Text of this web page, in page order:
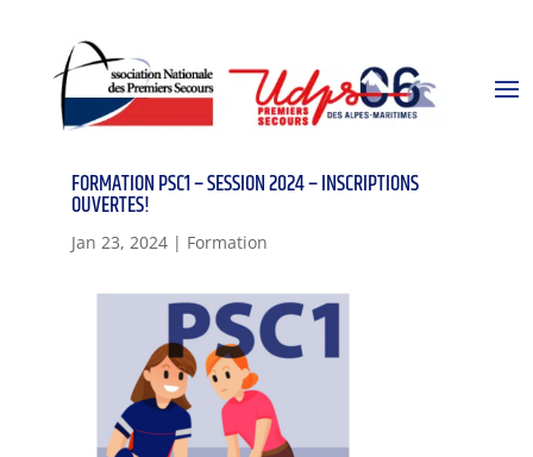
FORMATION PSC1 – SESSION 2024 – INSCRIPTIONS
OUVERTES!
Jan 23, 2024 | Formation